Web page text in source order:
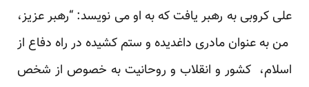
علی کروبی به رهبر یافت که به او می نویسد: “رهبر عزیز،
من به عنوان مادری داغدیده و ستم کشیده در راه دفاع از
اسلام، کشور و انقلاب و روحانیت به خصوص از شخص